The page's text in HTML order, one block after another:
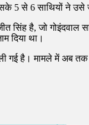
5 से 6 साथियों ने
सिंह है, जो गोइंदवाल
दिया था।
गई है। मामले में अब तक